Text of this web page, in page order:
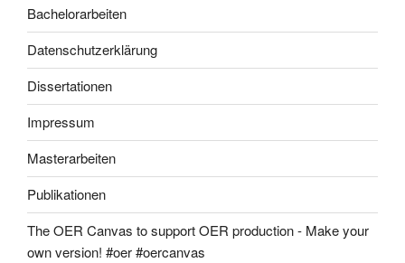
Bachelorarbeiten
Datenschutzerklärung
Dissertationen
Impressum
Masterarbeiten
Publikationen
The OER Canvas to support OER production - Make your
own version! #oer #oercanvas